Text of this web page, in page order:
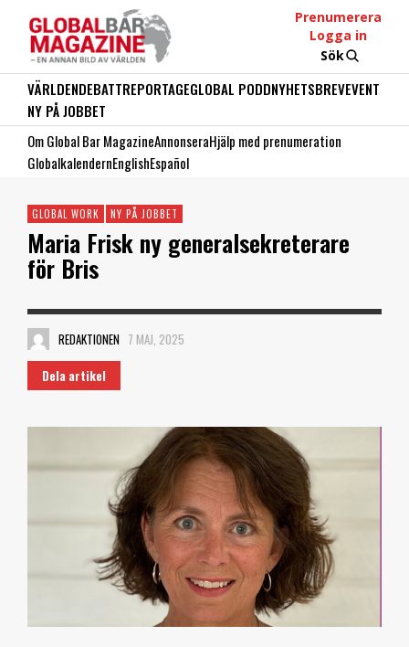
Prenumerera
Logga in
Sök
VÄRLDENDEBATTREPORTAGEGLOBAL PODDNYHETSBREVEVENT
NY PÅ JOBBET
Om Global Bar MagazineAnnonseraHjälp med prenumeration
GlobalkalendernEnglishEspañol
GLOBAL WORK NY PÅ JOBBET
Maria Frisk ny generalsekreterare
för Bris
REDAKTIONEN 7 MAJ, 2025
Dela artikel